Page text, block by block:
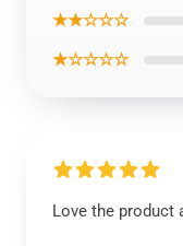
★★☆☆☆
★☆☆☆☆
Love the product